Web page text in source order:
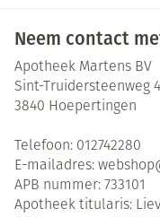
Neem contact
Apotheek Martens BV
Sint-Truidersteenweg
3840 Hoepertingen
Telefoon: 012742280
E-mailadres:
APB nummer: 733101
Apotheek titularis: